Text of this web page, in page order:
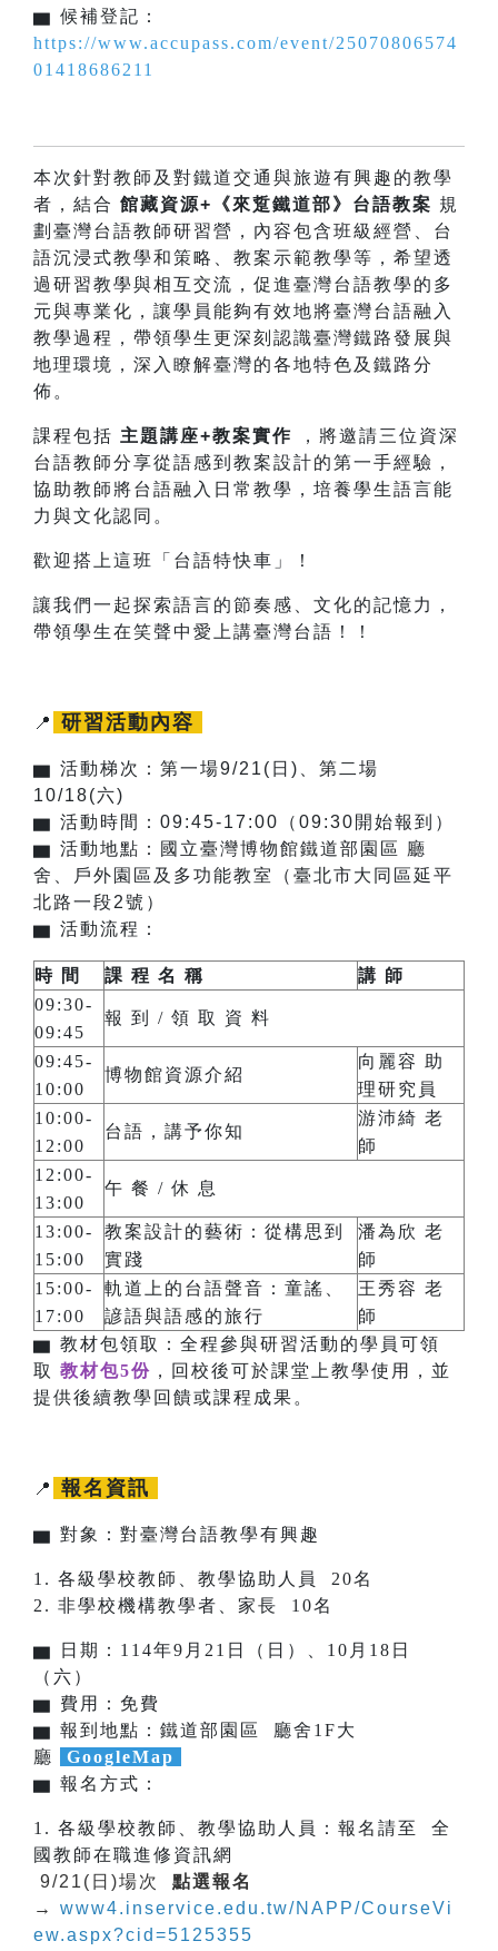
▆ 候補登記：
https://www.accupass.com/event/25070806574
01418686211
本次針對教師及對鐵道交通與旅遊有興趣的教學
者，結合 館藏資源+《來踅鐵道部》台語教案 規
劃臺灣台語教師研習營，內容包含班級經營、台
語沉浸式教學和策略、教案示範教學等，希望透
過研習教學與相互交流，促進臺灣台語教學的多
元與專業化，讓學員能夠有效地將臺灣台語融入
教學過程，帶領學生更深刻認識臺灣鐵路發展與
地理環境，深入瞭解臺灣的各地特色及鐵路分
佈。
課程包括 主題講座+教案實作
，將邀請三位資深
台語教師分享從語感到教案設計的第一手經驗，
協助教師將台語融入日常教學，培養學生語言能
力與文化認同。
歡迎搭上這班「台語特快車」！
讓我們一起探索語言的節奏感、文化的記憶力，
帶領學生在笑聲中愛上講臺灣台語！！
📍 研習活動內容
▆ 活動梯次：第一場9/21(日)、第二場
10/18(六)
▆ 活動時間：09:45-17:00（09:30開始報到）
▆ 活動地點：國立臺灣博物館鐵道部園區 廳
舍、戶外園區及多功能教室（臺北市大同區延平
北路一段2號）
▆ 活動流程：
時 間 課 程 名 稱
講 師
09:30-
09:45
報 到 / 領 取 資 料
09:45-
10:00
博物館資源介紹
向麗容 助
理研究員
10:00-
12:00
台語，講予你知
游沛綺 老
師
12:00-
13:00
午 餐 / 休 息
13:00-
15:00
教案設計的藝術：從構思到
實踐
潘為欣 老
師
15:00-
17:00
軌道上的台語聲音：童謠、
諺語與語感的旅行
王秀容 老
師
▆ 教材包領取： 全程參與研習活動的學員可領
取 教材包5份 ，回校後可於課堂上教學使用，並
提供後續教學回饋或課程成果。
📍 報名資訊
▆ 對象：對臺灣台語教學有興趣
1. 各級學校教師、教學協助人員 20名
2. 非學校機構教學者、家長 10名
▆ 日期：114年9月21日（日）、10月18日
（六）
▆ 費用：免費
▆ 報到地點：鐵道部園區 廳舍1F大
廳
GoogleMap
▆ 報名方式：
1. 各級學校教師、教學協助人員：報名請至 全
國教師在職進修資訊網
9/21(日)場次
點選報名
→
www4.inservice.edu.tw/NAPP/CourseVi
ew.aspx?cid=5125355